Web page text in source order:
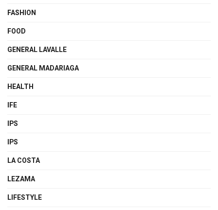
FASHION
FOOD
GENERAL LAVALLE
GENERAL MADARIAGA
HEALTH
IFE
IPS
IPS
LA COSTA
LEZAMA
LIFESTYLE